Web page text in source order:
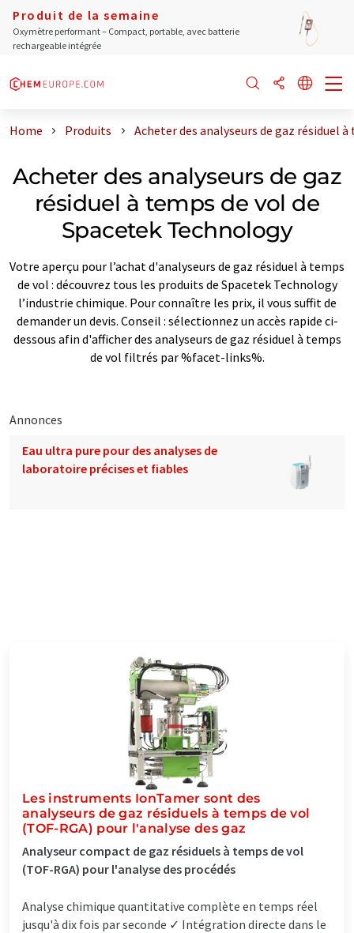
Produit de la semaine
Oxymètre performant – Compact, portable, avec batterie
rechargeable intégrée
Home Produits Acheter des analyseurs de gaz résiduel
Acheter des analyseurs de gaz
résiduel à temps de vol de
Spacetek Technology
Votre aperçu pour l’achat d'analyseurs de gaz résiduel à temps
de vol : découvrez tous les produits de Spacetek Technology
l’industrie chimique. Pour connaître les prix, il vous suffit de
demander un devis. Conseil : sélectionnez un accès rapide ci-
dessous afin d'afficher des analyseurs de gaz résiduel à temps
de vol filtrés par %facet-links%.
Annonces
Eau ultra pure pour des analyses de
laboratoire précises et fiables
Les instruments IonTamer sont des
analyseurs de gaz résiduels à temps de vol
(TOF-RGA) pour l'analyse des gaz
Analyseur compact de gaz résiduels à temps de vol
(TOF-RGA) pour l'analyse des procédés
Analyse chimique quantitative complète en temps réel
jusqu'à dix fois par seconde ✓ Intégration directe dans le